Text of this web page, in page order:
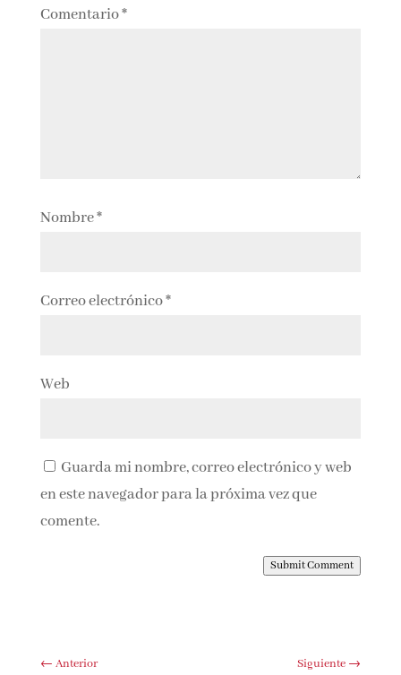
Comentario*
Nombre*
Correo electrónico*
Web
Guarda mi nombre, correo electrónico y web
en este navegador para la próxima vez que
comente.
Submit Comment
← Anterior Siguiente →